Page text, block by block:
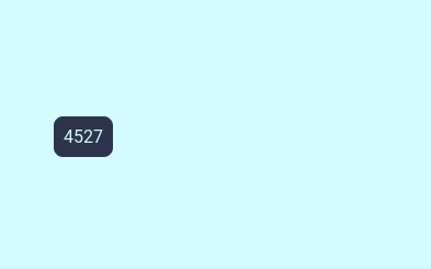
4527